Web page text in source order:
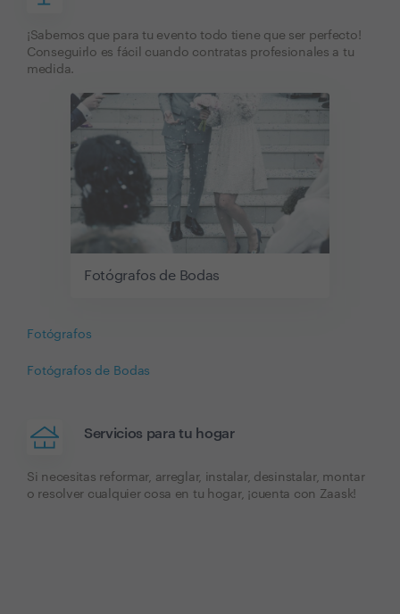
¡Sabemos que para tu evento todo tiene que ser perfecto!
Conseguirlo es fácil cuando contratas profesionales a tu
medida.
Fotógrafos de Bodas
Fotógrafos
Fotógrafos de Bodas
Servicios para tu hogar
Si necesitas reformar, arreglar, instalar, desinstalar, montar
o resolver cualquier cosa en tu hogar, ¡cuenta con Zaask!